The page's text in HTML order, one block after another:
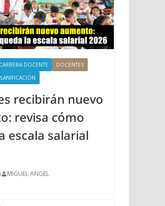
CARRERA DOCENTE
DOCENTES
recibirán nuevo
revisa cómo
escala salarial
MIGUEL ANGEL